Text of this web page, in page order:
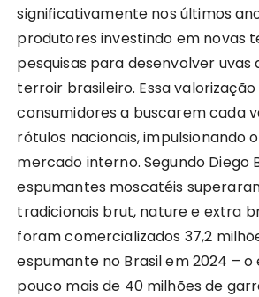
significativamente nos últimos
produtores investindo em novas
pesquisas para desenvolver uvas
terroir brasileiro. Essa
consumidores a buscarem cada
rótulos nacionais, impulsionando
mercado interno. Segundo Diego
espumantes moscatéis
tradicionais brut, nature e extra
foram comercializados 37,2
espumante no Brasil em 2024 –
pouco mais de 40 milhões de